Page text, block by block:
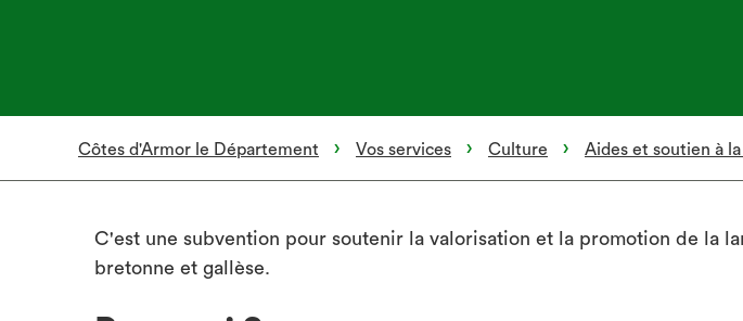
Côtes d'Armor le Département Vos services Culture Aides et soutien à
C'est une subvention pour soutenir la valorisation et la promotion de la
bretonne et gallèse.